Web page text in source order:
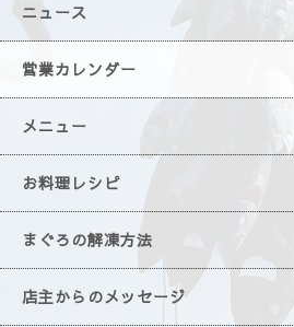
ニュース
営業カレンダー
メニュー
お料理レシピ
まぐろの解凍方法
店主からのメッセージ